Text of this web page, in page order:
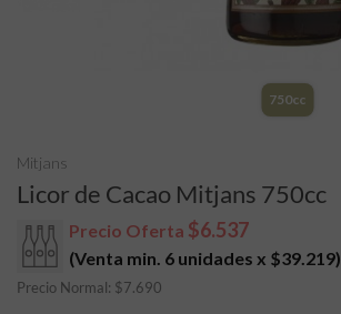
750cc
Mitjans
Licor de Cacao Mitjans 750cc
(Venta min. 6 unidades x $39.219)
Precio Oferta $6.537
Precio Normal: $7.690